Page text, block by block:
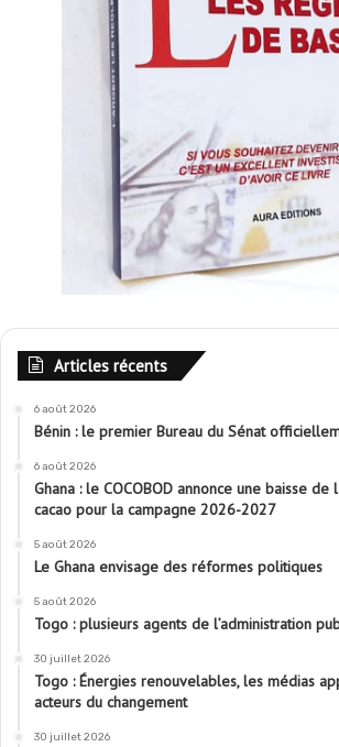
Articles récents
6 août 2026
Bénin : le premier Bureau du Sénat
6 août 2026
Ghana : le COCOBOD annonce une baisse
cacao pour la campagne 2026-2027
5 août 2026
Le Ghana envisage des réformes politiques
5 août 2026
Togo : plusieurs agents de l’administration
30 juillet 2026
Togo : Énergies renouvelables, les médias
acteurs du changement
30 juillet 2026